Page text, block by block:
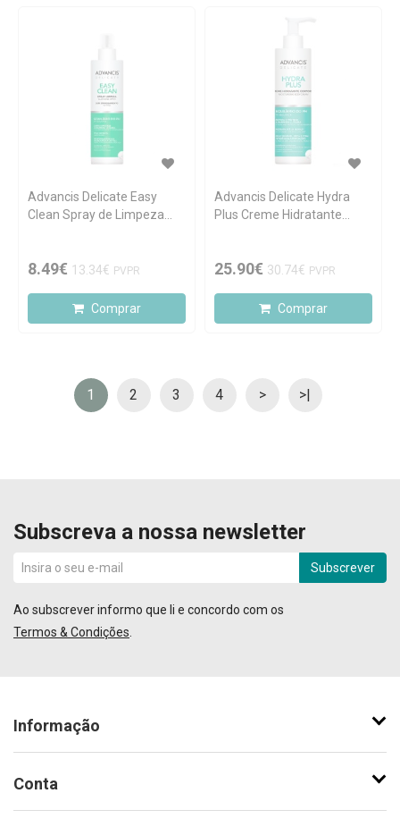
Advancis Delicate Easy
Clean Spray de Limpeza
8.49€ 13.34€ PVPR
Comprar
Advancis Delicate Hydra
Plus Creme Hidratante
25.90€ 30.74€ PVPR
Comprar
1 2 3 4 > >|
Subscreva a nossa newsletter
Subscrever
Ao subscrever informo que li e concordo com os
Termos & Condições
Informação
Conta